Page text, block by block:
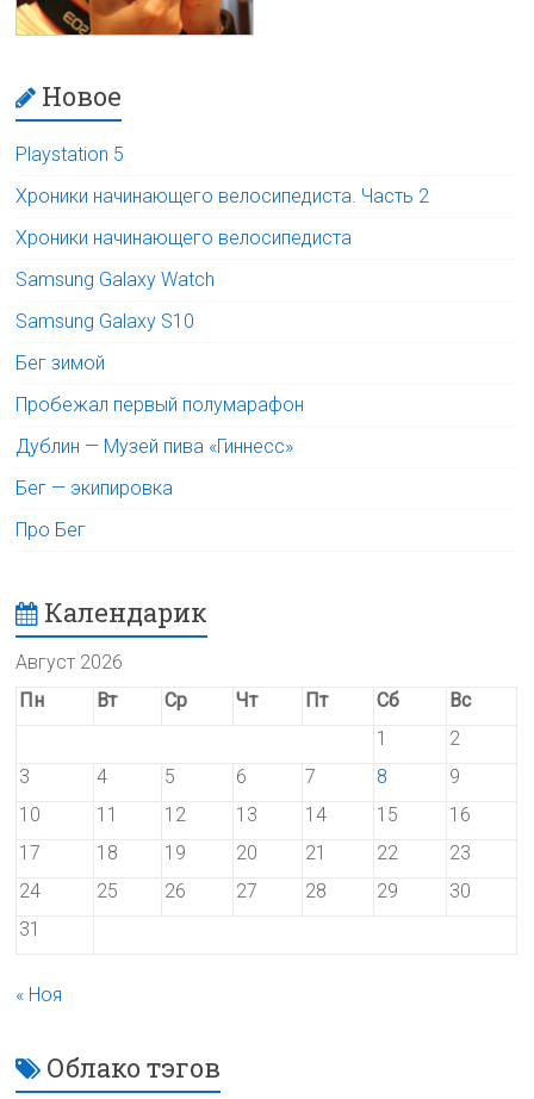
Новое
Playstation 5
Хроники начинающего велосипедиста. Часть 2
Хроники начинающего велосипедиста
Samsung Galaxy Watch
Samsung Galaxy S10
Бег зимой
Пробежал первый полумарафон
Дублин — Музей пива «Гиннесс»
Бег — экипировка
Про Бег
Календарик
Август 2026
Пн
Вт Ср Чт Пт Сб
Вс
1
2
3
4 5 6 7 8
9
10
11 12 13 14 15
16
17
18 19 20 21 22
23
24
25 26 27 28 29
30
31
« Ноя
Облако тэгов